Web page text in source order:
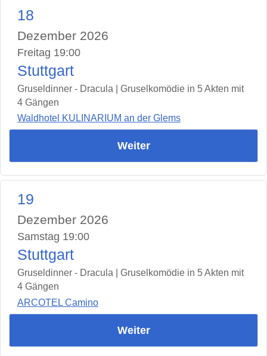
18
Dezember 2026
Freitag 19:00
Stuttgart
Gruseldinner - Dracula | Gruselkomödie in 5 Akten mit
4 Gängen
Waldhotel KULINARIUM an der Glems
Weiter
19
Dezember 2026
Samstag 19:00
Stuttgart
Gruseldinner - Dracula | Gruselkomödie in 5 Akten mit
4 Gängen
ARCOTEL Camino
Weiter